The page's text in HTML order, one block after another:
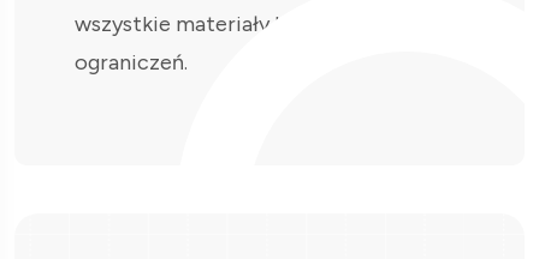
wszystkie materiały bez
ograniczeń.